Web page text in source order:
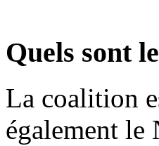
Quels sont
La coalition
également le